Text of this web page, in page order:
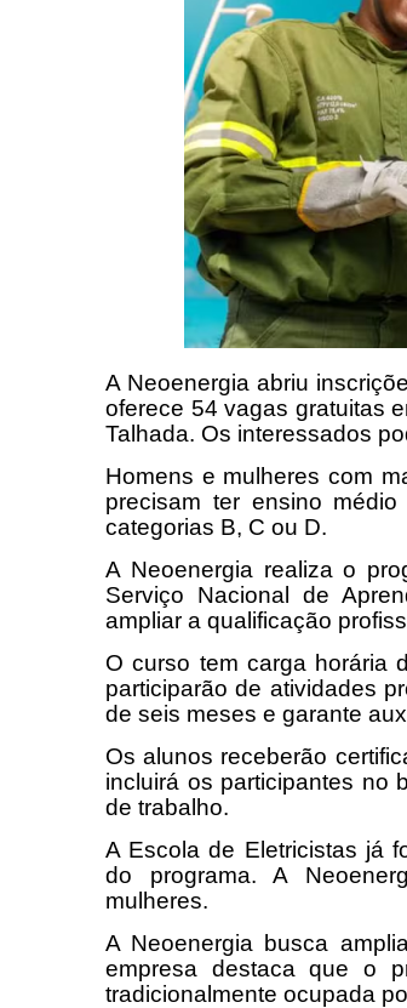
A Neoenergia abriu
oferece 54 vagas gratuitas
Talhada. Os interessados
Homens e mulheres com
precisam ter ensino
categorias B, C ou D.
A Neoenergia realiza o
Serviço Nacional de
ampliar a qualificação
O curso tem carga horária
participarão de atividades
de seis meses e garante
Os alunos receberão
incluirá os participantes no
de trabalho.
A Escola de Eletricistas já
do programa. A
mulheres.
A Neoenergia busca
empresa destaca que o
tradicionalmente ocupada